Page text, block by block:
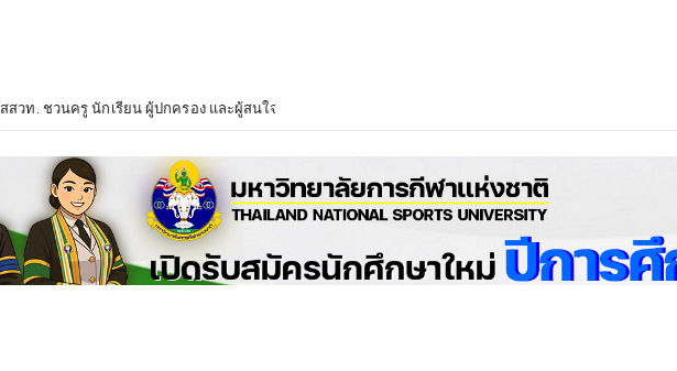
สสวท. ชวนครู นักเรียน ผู้ปกครอง และผู้สนใจ ร่วมออกแบบบอร์ดเกมวิทยาศาสตร์ ตอบโจทย์การเรียนรู้ยุคใหม่